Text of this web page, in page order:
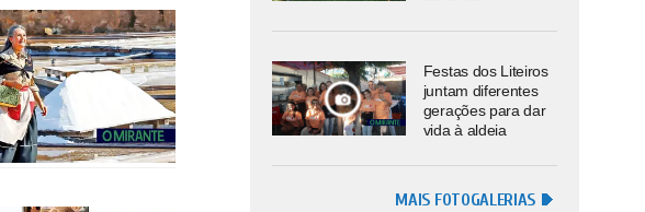
Festas dos Liteiros
juntam diferentes
gerações para dar
vida à aldeia
MAIS FOTOGALERIAS